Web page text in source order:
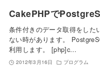
CakePHPで
条件付きのデータ取得をした
ない時があります。
利用します。 [php]c…
2012年3月16日 プログラム